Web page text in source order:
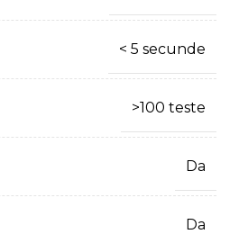
< 5 secunde
>100 teste
Da
Da